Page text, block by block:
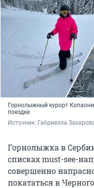
Горнолыжный курорт
поездке
Источник: Габриелла
Горнолыжка в
списках must-see-
совершенно
покататься в